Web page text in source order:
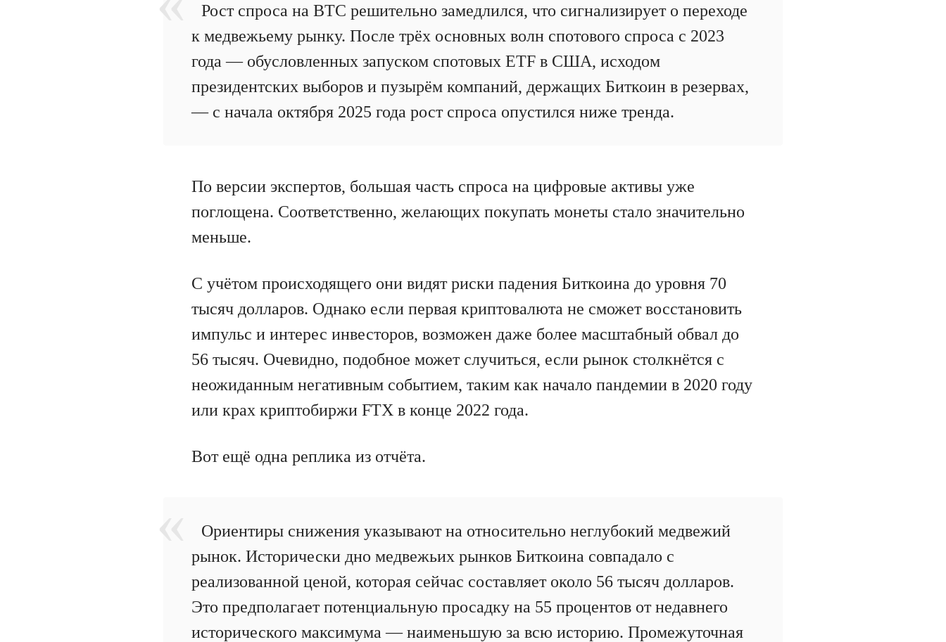
Рост спроса на BTC решительно замедлился, что сигнализирует о переходе
к медвежьему рынку. После трёх основных волн спотового спроса с 2023
года — обусловленных запуском спотовых ETF в США, исходом
президентских выборов и пузырём компаний, держащих Биткоин в резервах,
— с начала октября 2025 года рост спроса опустился ниже тренда.
По версии экспертов, большая часть спроса на цифровые активы уже
поглощена. Соответственно, желающих покупать монеты стало значительно
меньше.
С учётом происходящего они видят риски падения Биткоина до уровня 70
тысяч долларов. Однако если первая криптовалюта не сможет восстановить
импульс и интерес инвесторов, возможен даже более масштабный обвал до
56 тысяч. Очевидно, подобное может случиться, если рынок столкнётся с
неожиданным негативным событием, таким как начало пандемии в 2020 году
или крах криптобиржи FTX в конце 2022 года.
Вот ещё одна реплика из отчёта.
Ориентиры снижения указывают на относительно неглубокий медвежий
рынок. Исторически дно медвежьих рынков Биткоина совпадало с
реализованной ценой, которая сейчас составляет около 56 тысяч долларов.
Это предполагает потенциальную просадку на 55 процентов от недавнего
исторического максимума — наименьшую за всю историю. Промежуточная